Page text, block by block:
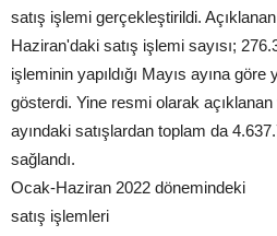
satış işlemi gerçekleştirildi.
Haziran'daki satış işlemi sayısı;
işleminin yapıldığı Mayıs ayına göre
gösterdi. Yine resmi olarak
ayındaki satışlardan toplam da
sağlandı.
Ocak-Haziran 2022 dönemindeki
satış işlemleri